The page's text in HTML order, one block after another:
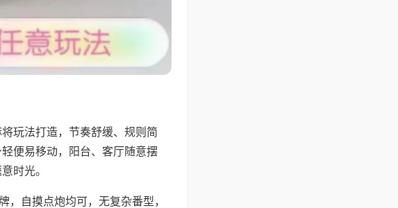
玩法打造，节奏舒缓、规则简
便易移动，阳台、客厅随意摆
时光。
自摸点炮均可，无复杂番型，